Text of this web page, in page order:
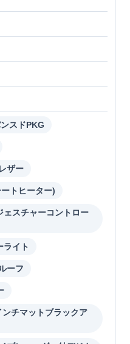
スドPKG
ザー
トヒーター)
ェスチャーコントロー
ライト
ーフ
チマットブラックア